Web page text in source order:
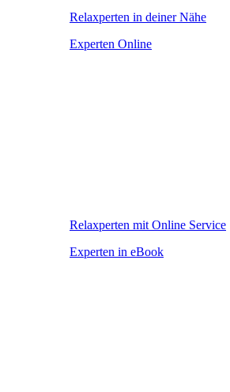
Relaxperten in deiner Nähe
Experten Online
Relaxperten mit Online Service
Experten in eBook